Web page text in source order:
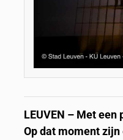
LEUVEN – Met
Op dat moment